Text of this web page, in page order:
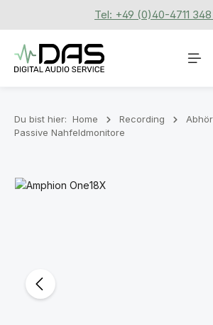
Zum Hauptinhalt springenTel: +49 (0)40-4711
Du bist hier: Home Recording
Passive Nahfeldmonitore
Bildergalerie überspringen